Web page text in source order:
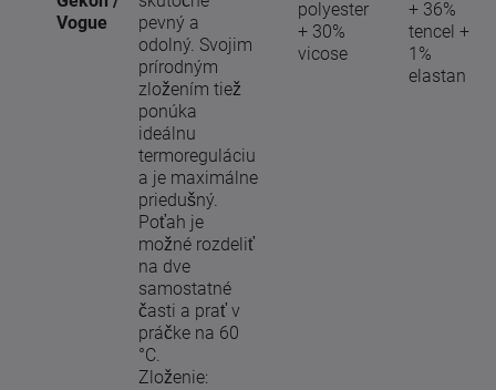
Vogue
pevný a
odolný. Svojim
prírodným
zložením tiež
ponúka
ideálnu
termoreguláciu
a je maximálne
priedušný.
Poťah je
možné rozdeliť
na dve
samostatné
časti a prať v
práčke na 60
°C.
Zloženie:
polyester
+ 30%
vicose
+ 36%
tencel +
1%
elastan